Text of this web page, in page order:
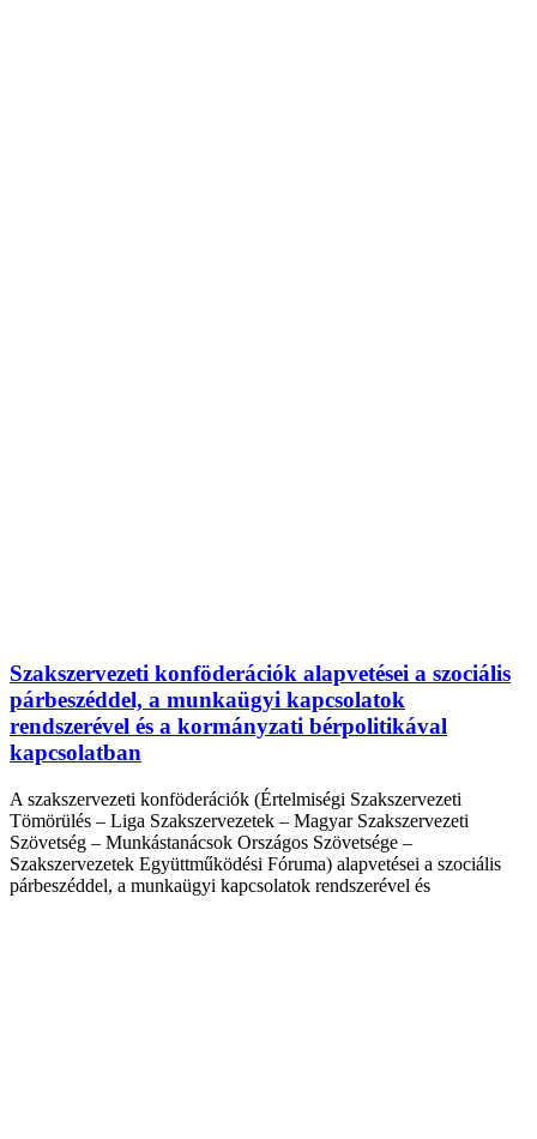
Szakszervezeti konföderációk alapvetései a szociális
párbeszéddel, a munkaügyi kapcsolatok
rendszerével és a kormányzati bérpolitikával
kapcsolatban
A szakszervezeti konföderációk (Értelmiségi Szakszervezeti
Tömörülés – Liga Szakszervezetek – Magyar Szakszervezeti
Szövetség – Munkástanácsok Országos Szövetsége –
Szakszervezetek Együttműködési Fóruma) alapvetései a szociális
párbeszéddel, a munkaügyi kapcsolatok rendszerével és